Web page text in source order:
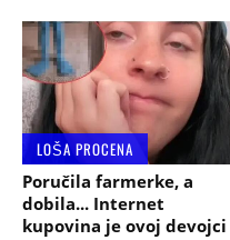
LOŠA PROCENA
Poručila farmerke, a
dobila... Internet
kupovina je ovoj devojci